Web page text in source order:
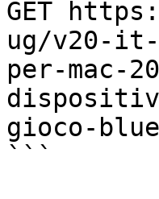
GET
ug/v20-
per-mac-
gioco-
```